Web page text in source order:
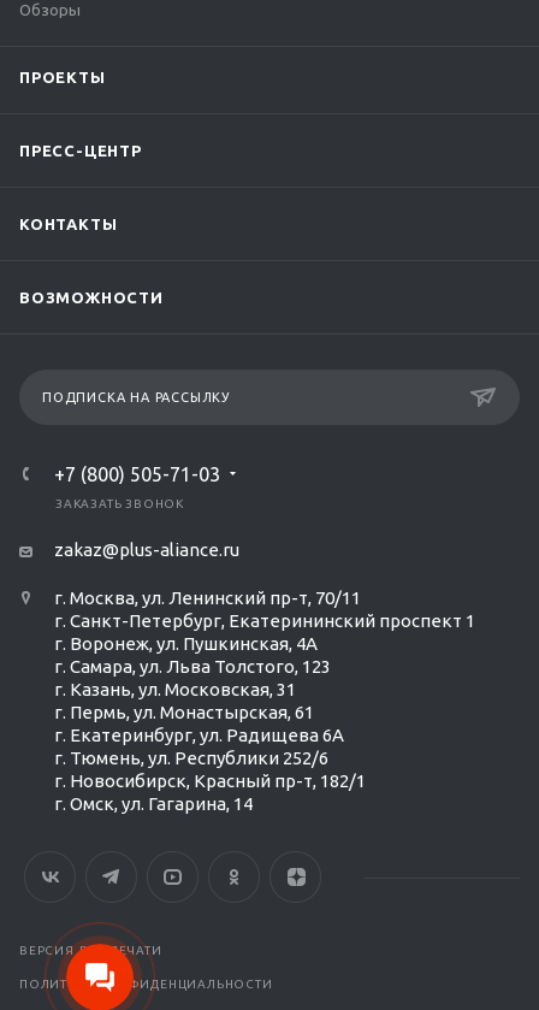
Обзоры
ПРОЕКТЫ
ПРЕСС-ЦЕНТР
КОНТАКТЫ
ВОЗМОЖНОСТИ
ПОДПИСКА НА РАССЫЛКУ
+7 (800) 505-71-03
ЗАКАЗАТЬ ЗВОНОК
zakaz@plus-aliance.ru
г. Москва, ул. Ленинский пр-т, 70/11
г. Санкт-Петербург, Екатерининский проспект 1
г. Воронеж, ул. Пушкинская, 4А
г. Самара, ул. Льва Толстого, 123
г. Казань, ул. Московская, 31
г. Пермь, ул. Монастырская, 61
г. Екатеринбург, ул. Радищева 6А
г. Тюмень, ул. Республики 252/6
г. Новосибирск, Красный пр-т, 182/1
г. Омск, ул. ​Гагарина, 14
ВЕРСИЯ ДЛЯ ПЕЧАТИ
ПОЛИТИКА КОНФИДЕНЦИАЛЬНОСТИ